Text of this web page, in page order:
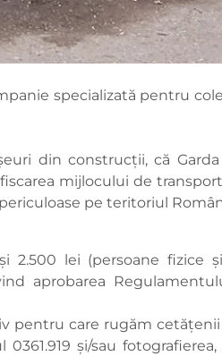
specializată pentru
din construcții, că
mijlocului de
pe teritoriul
2.500 lei (persoane fizice
aprobarea
pentru care rugăm cetățenii
și/sau